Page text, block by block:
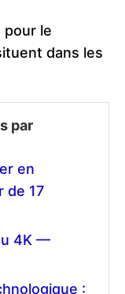
pour le
dans les
par
en
de 17
4K —
: